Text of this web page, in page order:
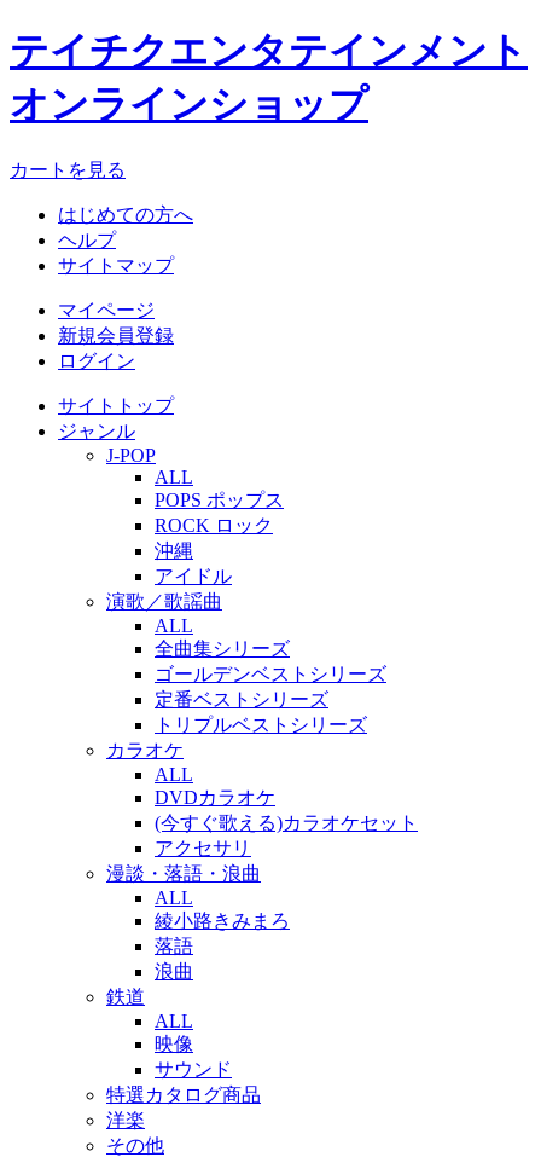
テイチクエンタテインメント
オンラインショップ
カートを見る
はじめての方へ
ヘルプ
サイトマップ
マイページ
新規会員登録
ログイン
サイトトップ
ジャンル
J-POP
ALL
POPS ポップス
ROCK ロック
沖縄
アイドル
演歌／歌謡曲
ALL
全曲集シリーズ
ゴールデンベストシリーズ
定番ベストシリーズ
トリプルベストシリーズ
カラオケ
ALL
DVDカラオケ
(今すぐ歌える)カラオケセット
アクセサリ
漫談・落語・浪曲
ALL
綾小路きみまろ
落語
浪曲
鉄道
ALL
映像
サウンド
特選カタログ商品
洋楽
その他